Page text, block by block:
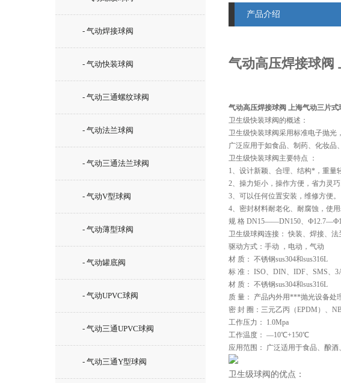
- 气动焊接球阀
- 气动快装球阀
- 气动三通螺纹球阀
- 气动法兰球阀
- 气动三通法兰球阀
- 气动V型球阀
- 气动薄型球阀
- 气动罐底阀
- 气动UPVC球阀
- 气动三通UPVC球阀
- 气动三通Y型球阀
产品介绍
气动高压焊接球阀
气动高压焊接球阀 上海气动三片式
卫生级快装球阀的概述：
卫生级快装球阀采用标准电子抛光
广泛应用于如食品、制药、化妆品
卫生级快装球阀主要特点 ：
1、设计新颖、合理、结构*，重量
2、操力矩小，操作方便，省力灵巧
3、可以任何位置安装，维修方便。
4、密封材料耐老化、耐腐蚀，使
规 格 DN15——DN150、
卫生级球阀连接： 快装、焊接、法
驱动方式：手动 ，电动，气动
材 质： 不锈钢sus304和sus316L
标 准： ISO、DIN、IDF、SMS、
材 质： 不锈钢sus304和sus316L
质 量： 产品内外用***抛光设备处
密 封 圈：三元乙丙（EPDM）、
工作压力： 1.0Mpa
工作温度： —10℃+150℃
应用范围： 广泛适用于食品、酿
卫生级球阀的优点：